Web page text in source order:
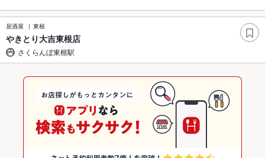
居酒屋 東根
やきとり大吉東根店
さくらんぼ東根駅